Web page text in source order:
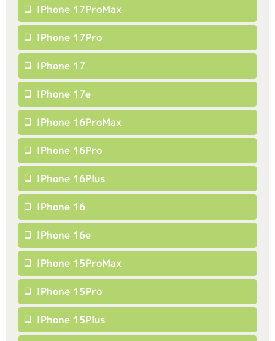
IPhone 17ProMax
IPhone 17Pro
IPhone 17
IPhone 17e
IPhone 16ProMax
IPhone 16Pro
IPhone 16Plus
IPhone 16
IPhone 16e
IPhone 15ProMax
IPhone 15Pro
IPhone 15Plus